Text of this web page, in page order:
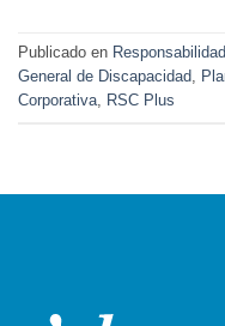
Publicado en
General de Discapacidad
Corporativa
RSC Plus